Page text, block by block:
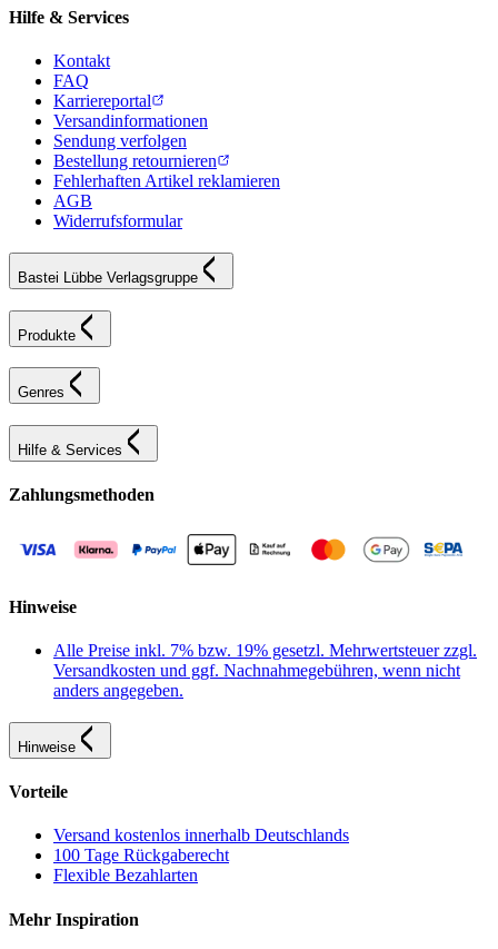
Hilfe & Services
Kontakt
FAQ
Karriereportal
Versandinformationen
Sendung verfolgen
Bestellung retournieren
Fehlerhaften Artikel reklamieren
AGB
Widerrufsformular
Bastei Lübbe Verlagsgruppe
Produkte
Genres
Hilfe & Services
Zahlungsmethoden
Hinweise
Alle Preise inkl. 7% bzw. 19% gesetzl. Mehrwertsteuer zzgl.
Versandkosten und ggf. Nachnahmegebühren, wenn nicht
anders angegeben.
Hinweise
Vorteile
Versand kostenlos innerhalb Deutschlands
100 Tage Rückgaberecht
Flexible Bezahlarten
Mehr Inspiration